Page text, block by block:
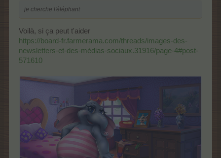
je cherche l'éléphant
Voilà, si ça peut t'aider
https://board-fr.farmerama.com/threads/images-des-
newsletters-et-des-médias-sociaux.31916/page-4#post-
571610